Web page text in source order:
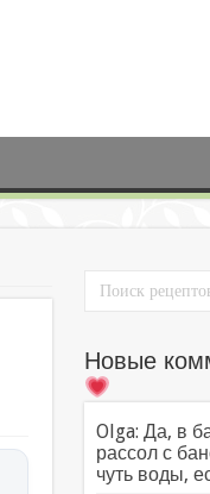
Новые
Olga: Да, в
рассол с
чуть воды,